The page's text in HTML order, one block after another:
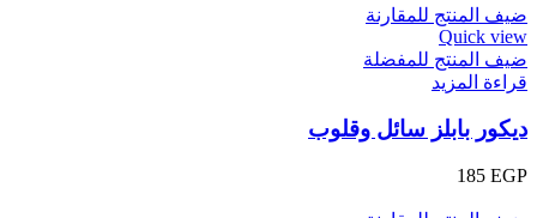
ضيف المنتج للمقارنة
Quick view
ضيف المنتج للمفضلة
قراءة المزيد
ديكور بابلز سائل وقلوب
185 EGP